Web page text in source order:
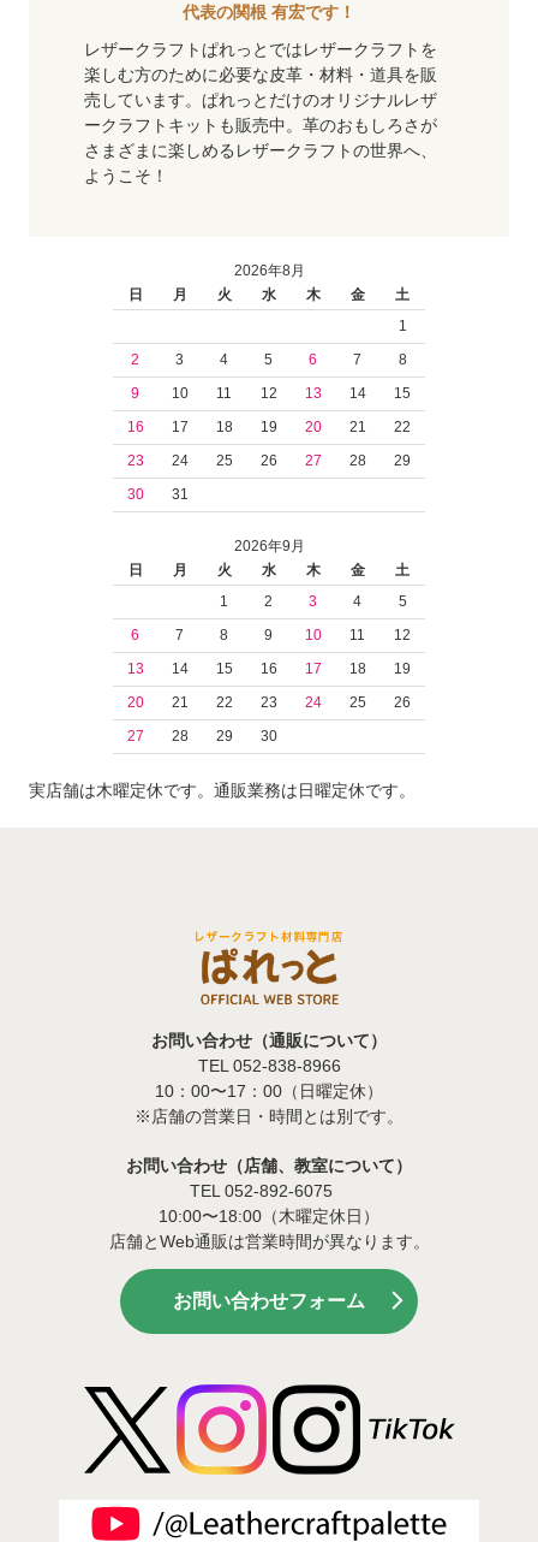
代表の関根 有宏です！
レザークラフトぱれっとではレザークラフトを
楽しむ方のために必要な皮革・材料・道具を販
売しています。ぱれっとだけのオリジナルレザ
ークラフトキットも販売中。革のおもしろさが
さまざまに楽しめるレザークラフトの世界へ、
ようこそ！
2026年8月
日
月 火 水 木 金
土
1
2
3 4 5 6 7
8
9
10 11 12 13 14
15
16
17 18 19 20 21
22
23
24 25 26 27 28
29
30
31
2026年9月
日
月 火 水 木 金
土
1
2 3 4
5
6
7 8 9 10 11
12
13
14 15 16 17 18
19
20
21 22 23 24 25
26
27
28 29 30
実店舗は木曜定休です。通販業務は日曜定休です。
お問い合わせ（通販について）
TEL 052-838-8966
10：00〜17：00（日曜定休）
※店舗の営業日・時間とは別です。
お問い合わせ（店舗、教室について）
TEL 052-892-6075
10:00〜18:00（木曜定休日）
店舗とWeb通販は営業時間が異なります。
お問い合わせフォーム